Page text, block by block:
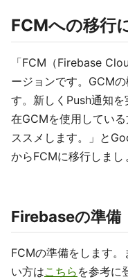
FCMへの移行
「FCM（Firebase
ージョンです。GCM
す。新しくPush通知
在GCMを使用してい
ススメします。」と
からFCMに移行しまし
Firebaseの準備
FCMの準備をします
い方はこちら を参考に